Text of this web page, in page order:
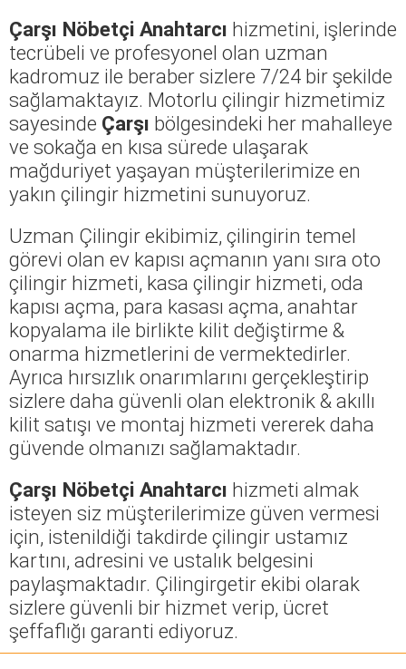
Çarşı Nöbetçi Anahtarcı hizmetini, işlerinde
tecrübeli ve profesyonel olan uzman
kadromuz ile beraber sizlere 7/24 bir şekilde
sağlamaktayız. Motorlu çilingir hizmetimiz
sayesinde Çarşı bölgesindeki her mahalleye
ve sokağa en kısa sürede ulaşarak
mağduriyet yaşayan müşterilerimize en
yakın çilingir hizmetini sunuyoruz.
Uzman Çilingir ekibimiz, çilingirin temel
görevi olan ev kapısı açmanın yanı sıra oto
çilingir hizmeti, kasa çilingir hizmeti, oda
kapısı açma, para kasası açma, anahtar
kopyalama ile birlikte kilit değiştirme &
onarma hizmetlerini de vermektedirler.
Ayrıca hırsızlık onarımlarını gerçekleştirip
sizlere daha güvenli olan elektronik & akıllı
kilit satışı ve montaj hizmeti vererek daha
güvende olmanızı sağlamaktadır.
Çarşı Nöbetçi Anahtarcı hizmeti almak
isteyen siz müşterilerimize güven vermesi
için, istenildiği takdirde çilingir ustamız
kartını, adresini ve ustalık belgesini
paylaşmaktadır. Çilingirgetir ekibi olarak
sizlere güvenli bir hizmet verip, ücret
şeffaflığı garanti ediyoruz.